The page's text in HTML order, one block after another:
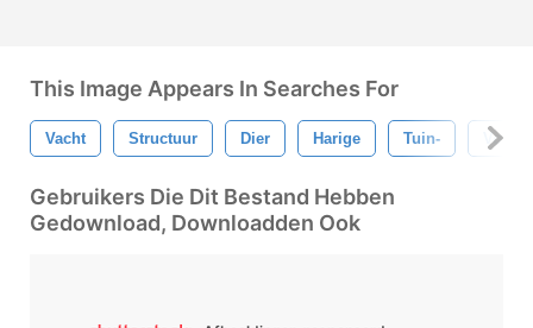
This Image Appears In Searches For
Vacht Structuur Dier Harige Tuin-
Gebruikers Die Dit Bestand Hebben
Gedownload, Downloadden Ook